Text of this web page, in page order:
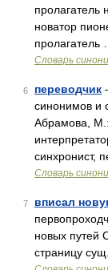
пролагатель
новатор
пролагатель …
Словарь
6 переводчик
синонимов и
Абрамова, М.:
синхронист,
Словарь
7 вписал
новых путей
страницу